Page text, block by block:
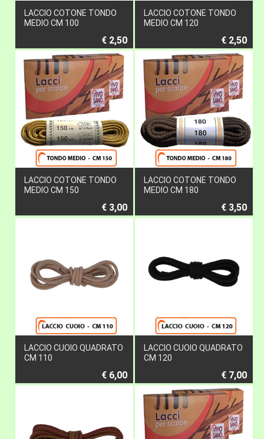
LACCIO COTONE TONDO
MEDIO CM 100
€ 2,50
LACCIO COTONE TONDO
MEDIO CM 120
€ 2,50
LACCIO COTONE TONDO
MEDIO CM 150
€ 3,00
LACCIO COTONE TONDO
MEDIO CM 180
€ 3,50
LACCIO CUOIO QUADRATO
CM 110
€ 6,00
LACCIO CUOIO QUADRATO
CM 120
€ 7,00